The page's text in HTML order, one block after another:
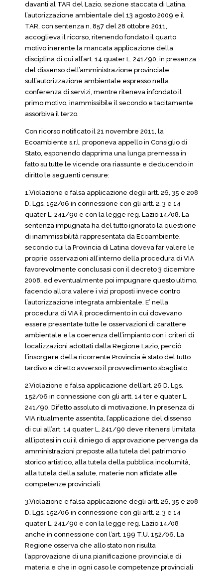
davanti al TAR del Lazio, sezione staccata di Latina,
l’autorizzazione ambientale del 13 agosto 2009 e il
TAR, con sentenza n. 857 del 28 ottobre 2011,
accoglieva il ricorso, ritenendo fondato il quarto
motivo inerente la mancata applicazione della
disciplina di cui all’art. 14 quater L. 241/90, in presenza
del dissenso dell’amministrazione provinciale
sull’autorizzazione ambientale espresso nella
conferenza di servizi, mentre riteneva infondato il
primo motivo, inammissibile il secondo e tacitamente
assorbiva il terzo.
Con ricorso notificato il 21 novembre 2011, la
Ecoambiente s.r.l. proponeva appello in Consiglio di
Stato, esponendo dapprima una lunga premessa in
fatto su tutte le vicende ora riassunte e deducendo in
diritto le seguenti censure:
1.Violazione e falsa applicazione degli artt. 26, 35 e 208
D. Lgs. 152/06 in connessione con gli artt. 2, 3 e 14
quater L. 241/90 e con la legge reg. Lazio 14/08. La
sentenza impugnata ha del tutto ignorato la questione
di inammissibilità rappresentata da Ecoambiente,
secondo cui la Provincia di Latina doveva far valere le
proprie osservazioni all’interno della procedura di VIA
favorevolmente conclusasi con il decreto 3 dicembre
2008, ed eventualmente poi impugnare questo ultimo,
facendo allora valere i vizi proposti invece contro
l’autorizzazione integrata ambientale. E’ nella
procedura di VIA il procedimento in cui dovevano
essere presentate tutte le osservazioni di carattere
ambientale e la coerenza dell’impianto con i criteri di
localizzazioni adottati dalla Regione Lazio, perciò
l’insorgere della ricorrente Provincia è stato del tutto
tardivo e diretto avverso il provvedimento sbagliato.
2.Violazione e falsa applicazione dell’art. 26 D. Lgs.
152/06 in connessione con gli artt. 14 ter e quater L.
241/90. Difetto assoluto di motivazione. In presenza di
VIA ritualmente assentita, l’applicazione del dissenso
di cui all’art. 14 quater L. 241/90 deve ritenersi limitata
all’ipotesi in cui il diniego di approvazione pervenga da
amministrazioni preposte alla tutela del patrimonio
storico artistico, alla tutela della pubblica incolumità,
alla tutela della salute, materie non affidate alle
competenze provinciali.
3.Violazione e falsa applicazione degli artt. 26, 35 e 208
D. Lgs. 152/06 in connessione con gli artt. 2, 3 e 14
quater L. 241/90 e con la legge reg. Lazio 14/08
anche in connessione con l’art. 199 T.U. 152/06. La
Regione osserva che allo stato non risulta
l’approvazione di una pianificazione provinciale di
materia e che in ogni caso le competenze provinciali